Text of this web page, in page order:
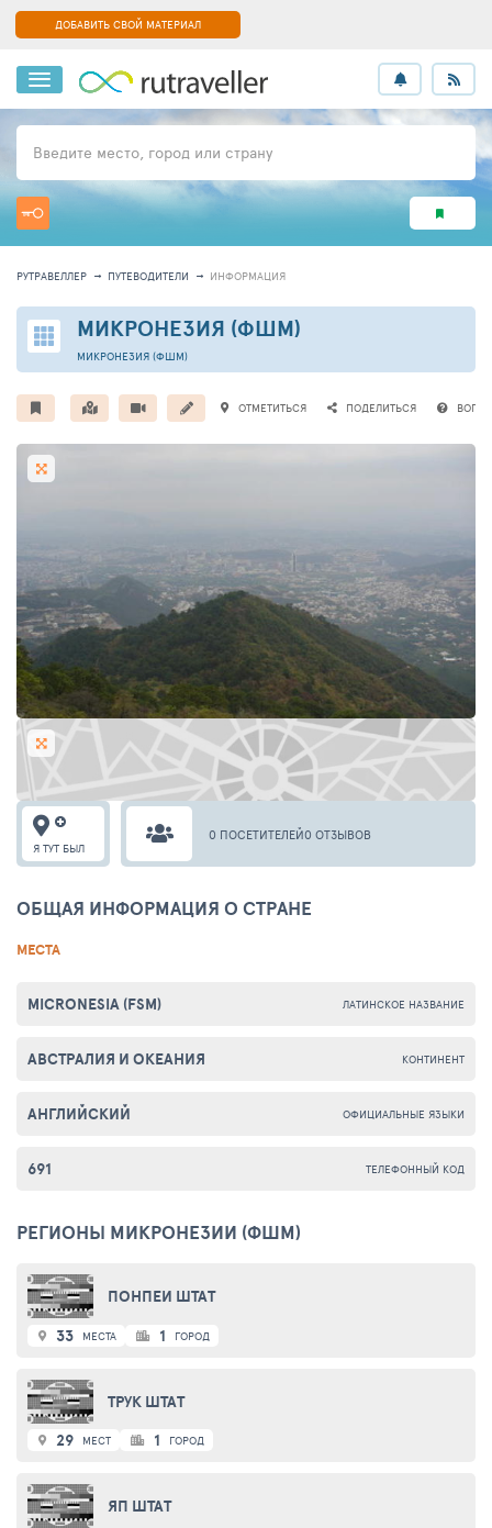
ДОБАВИТЬ СВОЙ МАТЕРИАЛ
Введите место, город или страну
РУТРАВЕЛЛЕР ПУТЕВОДИТЕЛИ ИНФОРМАЦИЯ
МИКРОНЕЗИЯ (ФШМ)
МИКРОНЕЗИЯ (ФШМ)
ОТМЕТИТЬСЯ ПОДЕЛИТЬСЯ
0 ПОСЕТИТЕЛЕЙ0 ОТЗЫВОВ
Я ТУТ БЫЛ
ОБЩАЯ ИНФОРМАЦИЯ О СТРАНЕ
МЕСТА
ЛАТИНСКОЕ НАЗВАНИЕ
MICRONESIA (FSM)
КОНТИНЕНТ
АВСТРАЛИЯ И ОКЕАНИЯ
ОФИЦИАЛЬНЫЕ ЯЗЫКИ
АНГЛИЙСКИЙ
ТЕЛЕФОННЫЙ КОД
691
РЕГИОНЫ МИКРОНЕЗИИ (ФШМ)
ПОНПЕИ ШТАТ
33
МЕСТА 1 ГОРОД
ТРУК ШТАТ
29
МЕСТ 1 ГОРОД
ЯП ШТАТ